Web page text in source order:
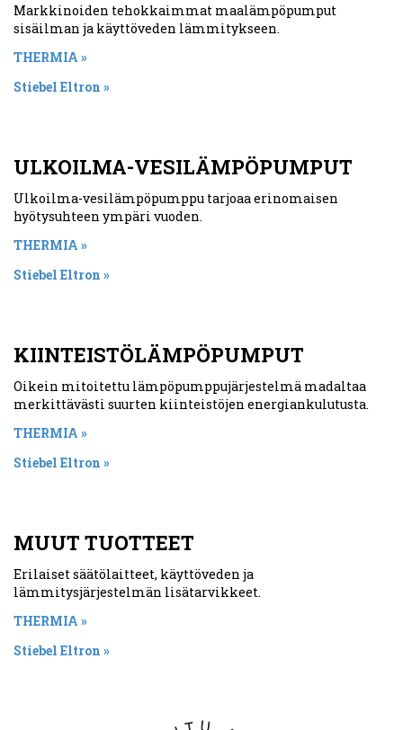
Markkinoiden tehokkaimmat maalämpöpumput
sisäilman ja käyttöveden lämmitykseen.
THERMIA »
Stiebel Eltron »
ULKOILMA-VESILÄMPÖPUMPUT
Ulkoilma-vesilämpöpumppu tarjoaa erinomaisen
hyötysuhteen ympäri vuoden.
THERMIA »
Stiebel Eltron »
KIINTEISTÖLÄMPÖPUMPUT
Oikein mitoitettu lämpöpumppujärjestelmä madaltaa
merkittävästi suurten kiinteistöjen energiankulutusta.
THERMIA »
Stiebel Eltron »
MUUT TUOTTEET
Erilaiset säätölaitteet, käyttöveden ja
lämmitysjärjestelmän lisätarvikkeet.
THERMIA »
Stiebel Eltron »